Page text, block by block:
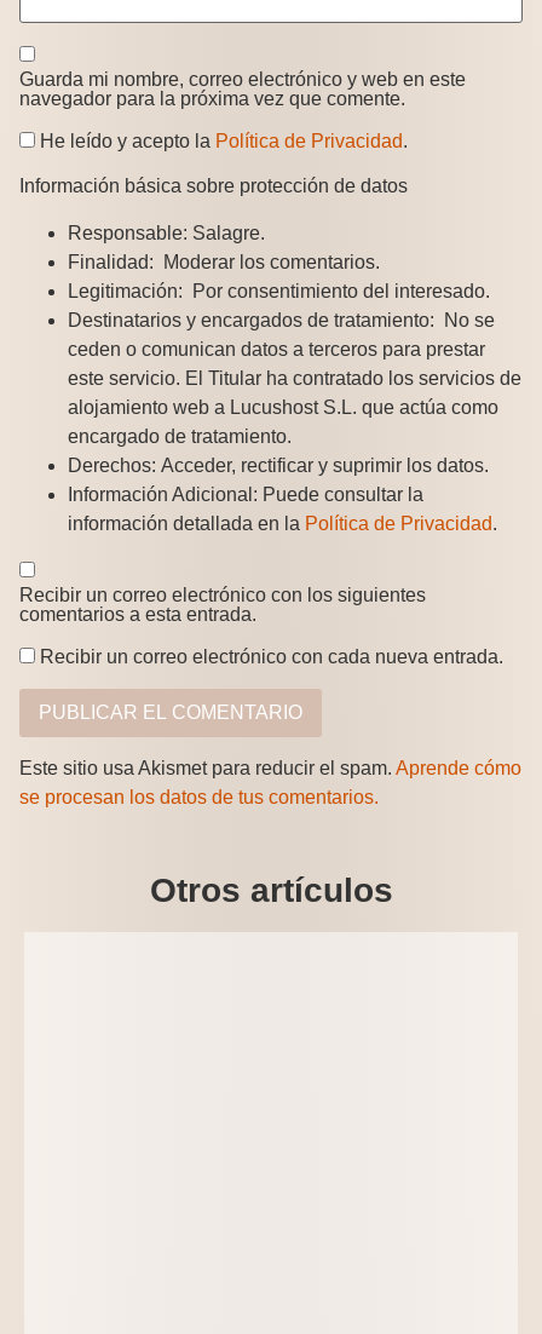
Guarda mi nombre, correo electrónico y web en este
navegador para la próxima vez que comente.
He leído y acepto la Política de Privacidad.
Información básica sobre protección de datos
Responsable: Salagre.
Finalidad: Moderar los comentarios.
Legitimación: Por consentimiento del interesado.
Destinatarios y encargados de tratamiento: No se
ceden o comunican datos a terceros para prestar
este servicio. El Titular ha contratado los servicios de
alojamiento web a Lucushost S.L. que actúa como
encargado de tratamiento.
Derechos: Acceder, rectificar y suprimir los datos.
Información Adicional: Puede consultar la
información detallada en la Política de Privacidad.
Recibir un correo electrónico con los siguientes
comentarios a esta entrada.
Recibir un correo electrónico con cada nueva entrada.
Este sitio usa Akismet para reducir el spam. Aprende cómo
se procesan los datos de tus comentarios.
Otros artículos